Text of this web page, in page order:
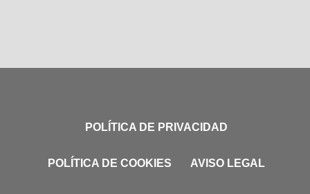
POLÍTICA DE PRIVACIDAD
POLÍTICA DE COOKIES AVISO LEGAL